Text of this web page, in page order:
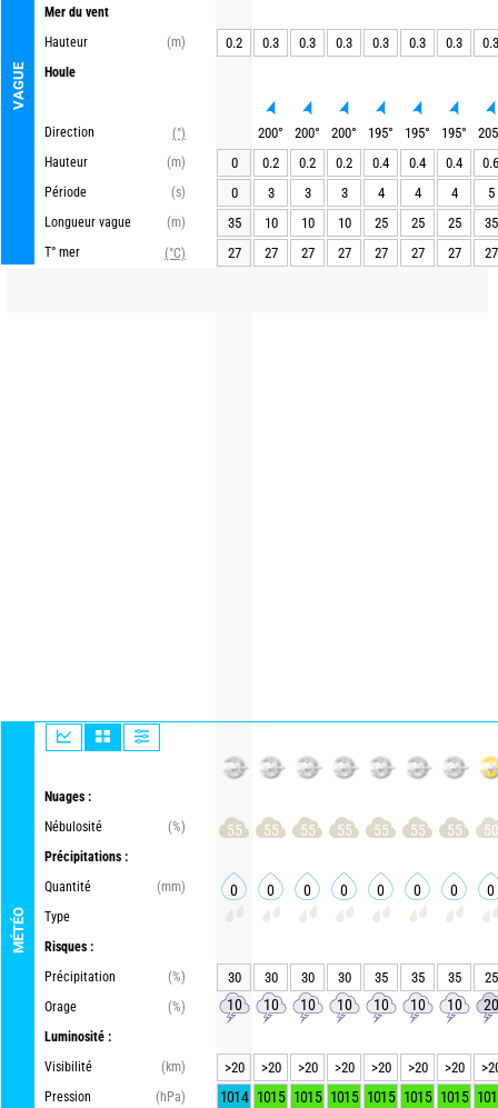
VAGUE
Mer du vent
Hauteur
(m)
Houle
Direction
(°)
Hauteur
(m)
Période
(s)
Longueur vague
(m)
T° mer
(°C)
MÉTÉO
Nuages :
Nébulosité
(%)
Précipitations :
Quantité
(mm)
Type
Risques :
Précipitation
(%)
Orage
(%)
Luminosité :
Visibilité
(km)
Pression
(hPa)
0.2 0.3 0.3 0.3 0.3 0.3 0.3 0.3
200° 200° 200° 195° 195° 195°
205
0
0.2 0.2 0.2 0.4 0.4 0.4
0.6
0
3 3 3 4 4 4
5
35
10 10 10 25 25 25
35
27
27 27 27 27 27 27 27
55 55 55 55 55 55 55 50
0 0 0 0 0 0 0 0
30 30 30 30 35 35 35 25
10 10 10 10 10 10 10 20
>20 >20 >20 >20 >20 >20 >20
1014 1015 1015 1015 1015 1015 1015